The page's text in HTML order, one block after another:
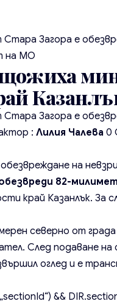
Загора е
на МО
Загора е
:Лилия Чалева 0
на
82-
край Казанлък.
северно от
След подаване на
оглед и е
&&